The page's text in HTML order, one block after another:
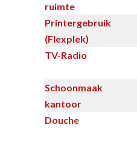
ruimte
Printergebruik
(Flexplek)
TV-Radio
Schoonmaak
kantoor
Douche